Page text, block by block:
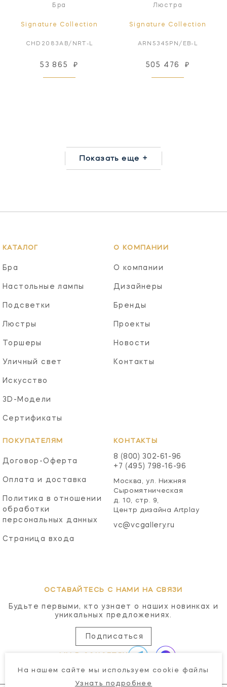
Бра
Signature Collection
CHD2083AB/NRT-L
53 865 ₽
Люстра
Signature Collection
ARN5345PN/EB-L
505 476 ₽
Показать еще +
КАТАЛОГ
Бра
Настольные лампы
Подсветки
Люстры
Торшеры
Уличный свет
Искусство
3D-Модели
Сертификаты
О КОМПАНИИ
О компании
Дизайнеры
Бренды
Проекты
Новости
Контакты
ПОКУПАТЕЛЯМ
Договор-Оферта
Оплата и доставка
Политика в отношении
обработки
персональных данных
Страница входа
КОНТАКТЫ
8 (800) 302-61-96
+7 (495) 798-16-96
Москва, ул. Нижняя
Сыромятническая
д. 10, стр. 9,
Центр дизайна Artplay
vc@vcgallery.ru
ОСТАВАЙТЕСЬ С НАМИ НА СВЯЗИ
Будьте первыми, кто узнает о наших новинках и
уникальных предложениях.
Подписаться
На нашем сайте мы используем cookie файлы
Узнать подробнее